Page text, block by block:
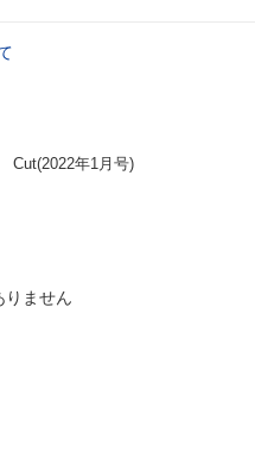
Cut(2022年1月号)
りません